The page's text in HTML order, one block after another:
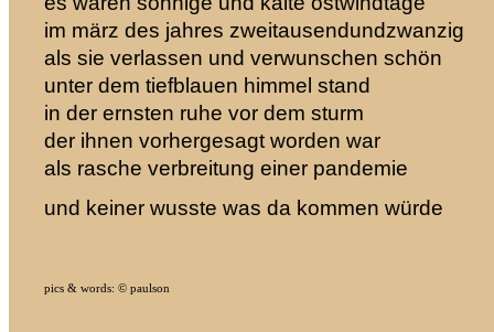
im märz des jahres zweitausendundzwanzig
als sie verlassen und verwunschen schön
unter dem tiefblauen himmel stand
in der ernsten ruhe vor dem sturm
der ihnen vorhergesagt worden war
als rasche verbreitung einer pandemie
und keiner wusste was da kommen würde
pics & words: © paulson